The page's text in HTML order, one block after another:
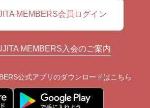
MEMBERS会員ログイン
MEMBERS入会のご案内
公式アプリのダウンロードはこちら